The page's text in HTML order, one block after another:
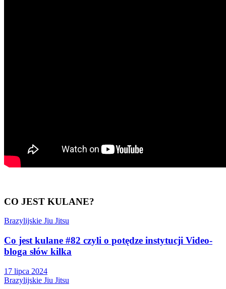
CO JEST KULANE?
Brazylijskie Jiu Jitsu
Co jest kulane #82 czyli o potędze instytucji Video-
bloga słów kilka
17 lipca 2024
Brazylijskie Jiu Jitsu